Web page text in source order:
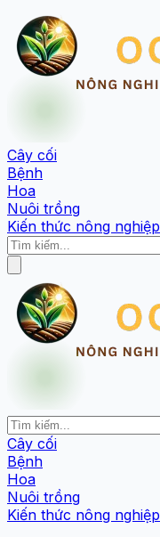
Cây cối
Bệnh
Hoa
Nuôi trồng
Kiến thức nông nghiệp
Cây cối
Bệnh
Hoa
Nuôi trồng
Kiến thức nông nghiệp